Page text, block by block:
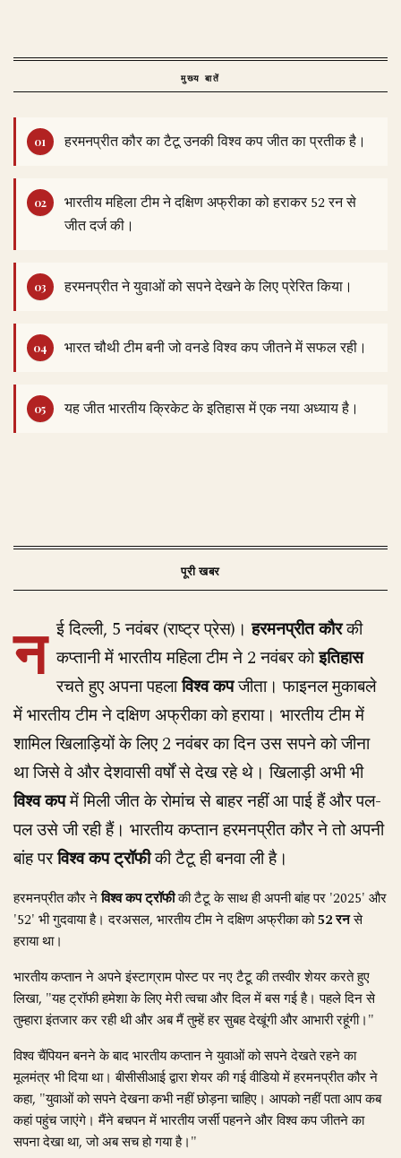
मुख्य बातें
हरमनप्रीत कौर का टैटू उनकी विश्व कप जीत का प्रतीक है।
भारतीय महिला टीम ने दक्षिण अफ्रीका को हराकर 52 रन से
जीत दर्ज की।
हरमनप्रीत ने युवाओं को सपने देखने के लिए प्रेरित किया।
भारत चौथी टीम बनी जो वनडे विश्व कप जीतने में सफल रही।
यह जीत भारतीय क्रिकेट के इतिहास में एक नया अध्याय है।
न ई दिल्ली, 5 नवंबर (राष्ट्र प्रेस)।हरमनप्रीत कौरकी
कप्तानी में भारतीय महिला टीम ने 2 नवंबर कोइतिहास
रचते हुए अपना पहलाविश्व कपजीता। फाइनल मुकाबले
में भारतीय टीम ने दक्षिण अफ्रीका को हराया। भारतीय टीम में
शामिल खिलाड़ियों के लिए 2 नवंबर का दिन उस सपने को जीना
था जिसे वे और देशवासी वर्षों से देख रहे थे। खिलाड़ी अभी भी
विश्व कपमें मिली जीत के रोमांच से बाहर नहीं आ पाई हैं और पल-
पल उसे जी रही हैं। भारतीय कप्तान हरमनप्रीत कौर ने तो अपनी
बांह परविश्व कप ट्रॉफीकी टैटू ही बनवा ली है।
हरमनप्रीत कौर नेविश्व कप ट्रॉफीकी टैटू के साथ ही अपनी बांह पर '2025' और
'52' भी गुदवाया है। दरअसल, भारतीय टीम ने दक्षिण अफ्रीका को52 रनसे
हराया था।
भारतीय कप्तान ने अपने इंस्टाग्राम पोस्ट पर नए टैटू की तस्वीर शेयर करते हुए
लिखा, "यह ट्रॉफी हमेशा के लिए मेरी त्वचा और दिल में बस गई है। पहले दिन से
तुम्हारा इंतजार कर रही थी और अब मैं तुम्हें हर सुबह देखूंगी और आभारी रहूंगी।"
विश्व चैंपियन बनने के बाद भारतीय कप्तान ने युवाओं को सपने देखते रहने का
मूलमंत्र भी दिया था। बीसीसीआई द्वारा शेयर की गई वीडियो में हरमनप्रीत कौर ने
कहा, "युवाओं को सपने देखना कभी नहीं छोड़ना चाहिए। आपको नहीं पता आप कब
कहां पहुंच जाएंगे। मैंने बचपन में भारतीय जर्सी पहनने और विश्व कप जीतने का
सपना देखा था, जो अब सच हो गया है।"